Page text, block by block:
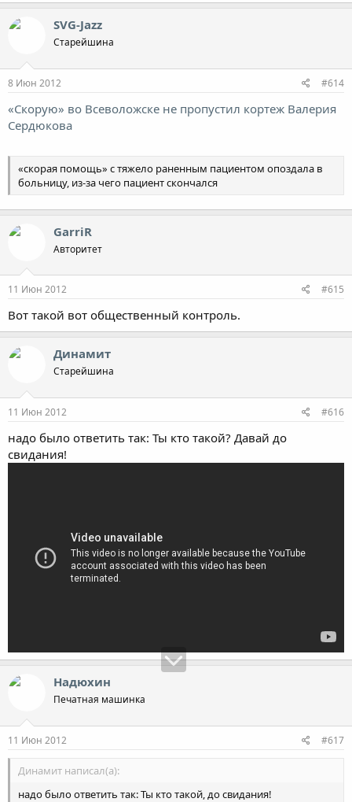
SVG-Jazz
Старейшина
8 Июн 2012 #614
«Скорую» во Всеволожске не пропустил кортеж Валерия
Сердюкова
«скорая помощь» с тяжело раненным пациентом опоздала в
больницу, из-за чего пациент скончался
GarriR
Авторитет
11 Июн 2012 #615
Вот такой вот общественный контроль.
Динамит
Старейшина
11 Июн 2012 #616
надо было ответить так: Ты кто такой? Давай до
свидания!
Надюхин
Печатная машинка
11 Июн 2012 #617
Динамит написал(а):
надо было ответить так: Ты кто такой, до свидания!